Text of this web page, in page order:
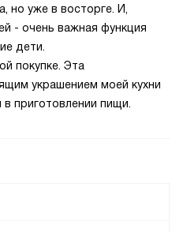
но уже в восторге. И,
- очень важная функция
дети.
покупке. Эта
украшением моей кухни
приготовлении пищи.